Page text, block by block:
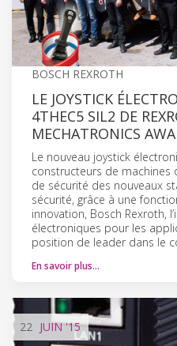
BOSCH REXROTH
LE JOYSTICK
4THEC5 SIL2 DE
MECHATRONICS
Le nouveau joystick
constructeurs de machines
de sécurité des nouveaux
sécurité, grâce à une
innovation, Bosch Rexroth,
électroniques pour les
position de leader dans le
En savoir plus…
22 JUIN'15